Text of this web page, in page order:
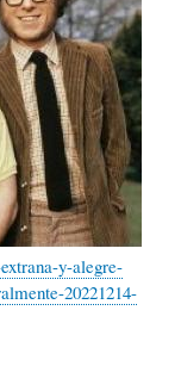
y-alegre-
20221214-